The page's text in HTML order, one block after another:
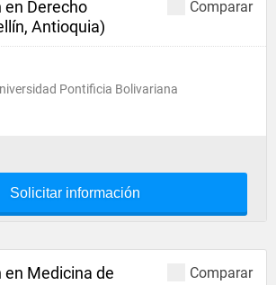
Comparar
en Derecho
Antioquia)
Pontificia Bolivariana
Solicitar información
Comparar
en Medicina de